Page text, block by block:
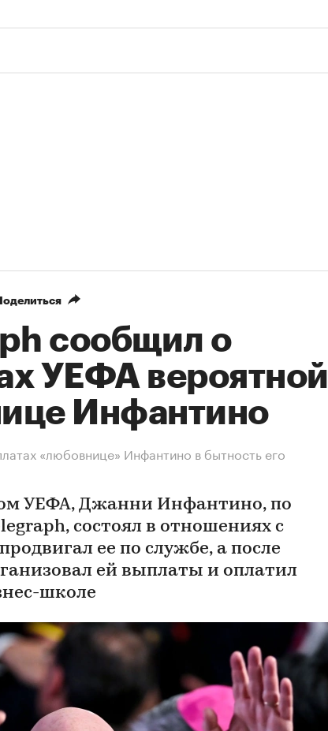
сообщил о
УЕФА вероятной
Инфантино
«любовнице» Инфантино в бытность его
УЕФА, Джанни Инфантино, по
состоял в отношениях с
ее по службе, а после
ей выплаты и оплатил
школе